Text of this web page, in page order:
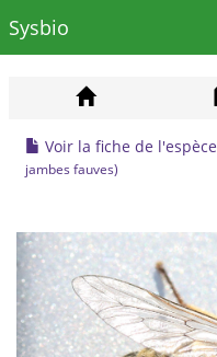
Sysbio
Voir la fiche de l'espèce
jambes fauves)